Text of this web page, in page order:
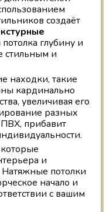
создаёт
глубину и
стильным и
находки, такие
кардинально
увеличивая его
разных
прибавит
и
Натяжные потолки
начало и
с вашим